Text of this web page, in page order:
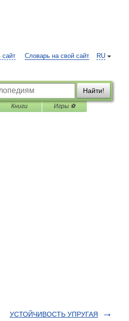
RU
сайт Словарь на свой сайт
Найти!
Книги Игры ⚽
УСТОЙЧИВОСТЬ УПРУГАЯ